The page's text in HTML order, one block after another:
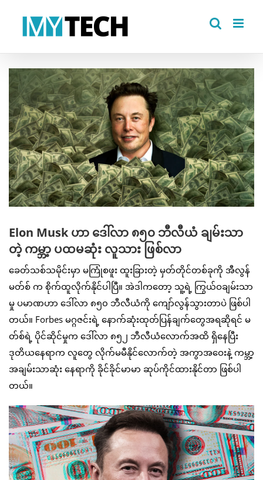
View
Larger
Image
Elon Musk ဟာ ဒေါ်လာ ၈၅၀ ဘီလီယံ ချမ်းသာ
တဲ့ ကမ္ဘာ့ ပထမဆုံး လူသား ဖြစ်လာ
ခေတ်သစ်သမိုင်းမှာ မကြုံစဖူး ထူးခြားတဲ့ မှတ်တိုင်တစ်ခုကို အီလွန်
မတ်စ် က စိုက်ထူလိုက်နိုင်ပါပြီ။ အဲဒါကတော့ သူ့ရဲ့ ကြွယ်ဝချမ်းသာ
မှု ပမာဏဟာ ဒေါ်လာ ၈၅၀ ဘီလီယံကို ကျော်လွန်သွားတာပဲ ဖြစ်ပါ
တယ်။ Forbes မဂ္ဂဇင်းရဲ့ နောက်ဆုံးထုတ်ပြန်ချက်တွေအရဆိုရင် မ
တ်စ်ရဲ့ ပိုင်ဆိုင်မှုက ဒေါ်လာ ၈၅၂ ဘီလီယံလောက်အထိ ရှိနေပြီး
ဒုတိယနေရာက လူတွေ လိုက်မမီနိုင်လောက်တဲ့ အကွာအဝေးနဲ့ ကမ္ဘာ့
အချမ်းသာဆုံး နေရာကို ခိုင်ခိုင်မာမာ ဆုပ်ကိုင်ထားနိုင်တာ ဖြစ်ပါ
တယ်။